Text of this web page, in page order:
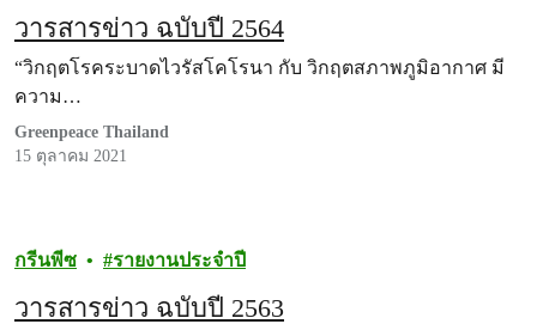
วารสารข่าว ฉบับปี 2564
“วิกฤตโรคระบาดไวรัสโคโรนา กับ วิกฤตสภาพภูมิอากาศ มี
ความ…
Greenpeace Thailand
15 ตุลาคม 2021
กรีนพีซ รายงานประจำปี
วารสารข่าว ฉบับปี 2563